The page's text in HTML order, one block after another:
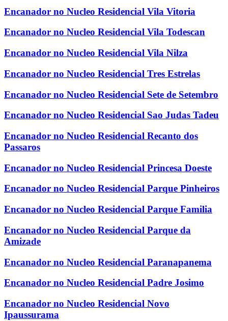
Encanador no Nucleo Residencial Vila Vitoria
Encanador no Nucleo Residencial Vila Todescan
Encanador no Nucleo Residencial Vila Nilza
Encanador no Nucleo Residencial Tres Estrelas
Encanador no Nucleo Residencial Sete de Setembro
Encanador no Nucleo Residencial Sao Judas Tadeu
Encanador no Nucleo Residencial Recanto dos
Passaros
Encanador no Nucleo Residencial Princesa Doeste
Encanador no Nucleo Residencial Parque Pinheiros
Encanador no Nucleo Residencial Parque Familia
Encanador no Nucleo Residencial Parque da
Amizade
Encanador no Nucleo Residencial Paranapanema
Encanador no Nucleo Residencial Padre Josimo
Encanador no Nucleo Residencial Novo
Ipaussurama